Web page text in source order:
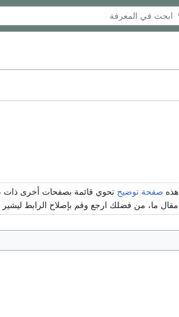
هذه صفحة توضيح تحوي قائمة بصفحات أخرى ذات
مقال ما، من فضلك ارجع وقم بإصلاح الرابط ليشير